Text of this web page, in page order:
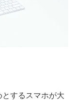
するスマホが大